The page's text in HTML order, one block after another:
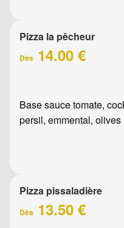
Pizza la pêcheur
Dès 14.00 €
Base sauce tomate,
persil, emmental, olives
Pizza pissaladière
Dès 13.50 €